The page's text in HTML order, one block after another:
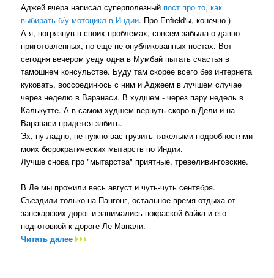
Аджей вчера написал суперполезный пост про то, как
выбирать б/у мотоцикл в Индии. Про Enfield'ы, конечно )
А я, погрязнув в своих проблемах, совсем забыла о давно
приготовленных, но еще не опубликованных постах. Вот
сегодня вечером уеду одна в Мумбай пытать счастья в
тамошнем консульстве. Буду там скорее всего без интернета
куковать, воссоединюсь с ним и Аджеем в лучшем случае
через неделю в Варанаси. В худшем - через пару недель в
Калькутте. А в самом худшем вернуть скоро в Дели и на
Варанаси придется забить.
Эх, ну ладно, не нужно вас грузить тяжелыми подробностями
моих бюрократических мытарств по Индии.
Лучше снова про "мытарства" приятные, тревеливинговские.
В Ле мы прожили весь август и чуть-чуть сентября.
Съездили только на Пангонг, остальное время отдыха от
занскарских дорог и занимались покраской байка и его
подготовкой к дороге Ле-Манали.
Читать далее